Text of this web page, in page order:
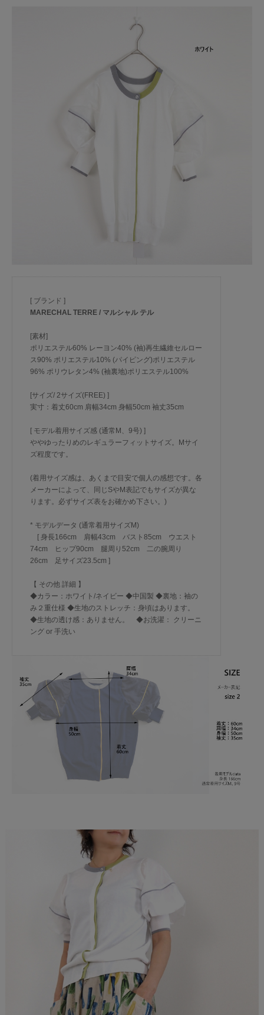
[ ブランド ]
MARECHAL TERRE / マルシャル テル
[素材]
ポリエステル60% レーヨン40% (袖)再生繊維セルロー
ス90% ポリエステル10% (パイピング)ポリエステル
96% ポリウレタン4% (袖裏地)ポリエステル100%
[サイズ/ 2サイズ(FREE) ]
実寸：着丈60cm 肩幅34cm 身幅50cm 袖丈35cm
[ モデル着用サイズ感 (通常M、9号) ]
ややゆったりめのレギュラーフィットサイズ。Mサイ
ズ程度です。
(着用サイズ感は、あくまで目安で個人の感想です。各
メーカーによって、同じSやM表記でもサイズが異な
ります。必ずサイズ表をお確かめ下さい。)
* モデルデータ (通常着用サイズM)
[ 身長166cm 肩幅43cm バスト85cm ウエスト
74cm ヒップ90cm 腿周り52cm 二の腕周り
26cm 足サイズ23.5cm ]
【 その他 詳細 】
◆カラー：ホワイト/ネイビー ◆中国製 ◆裏地：袖の
み２重仕様 ◆生地のストレッチ：身頃はあります。
◆生地の透け感：ありません。 ◆お洗濯： クリーニ
ング or 手洗い